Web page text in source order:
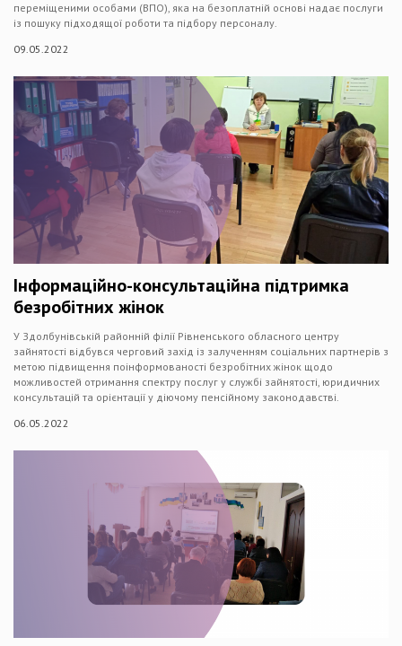
переміщеними особами (ВПО), яка на безоплатній основі надає послуги
із пошуку підходящої роботи та підбору персоналу.
09.05.2022
Інформаційно-консультаційна підтримка
безробітних жінок
У Здолбунівській районній філії Рівненського обласного центру
зайнятості відбувся черговий захід із залученням соціальних партнерів з
метою підвищення поінформованості безробітних жінок щодо
можливостей отримання спектру послуг у службі зайнятості, юридичних
консультацій та орієнтації у діючому пенсійному законодавстві.
06.05.2022